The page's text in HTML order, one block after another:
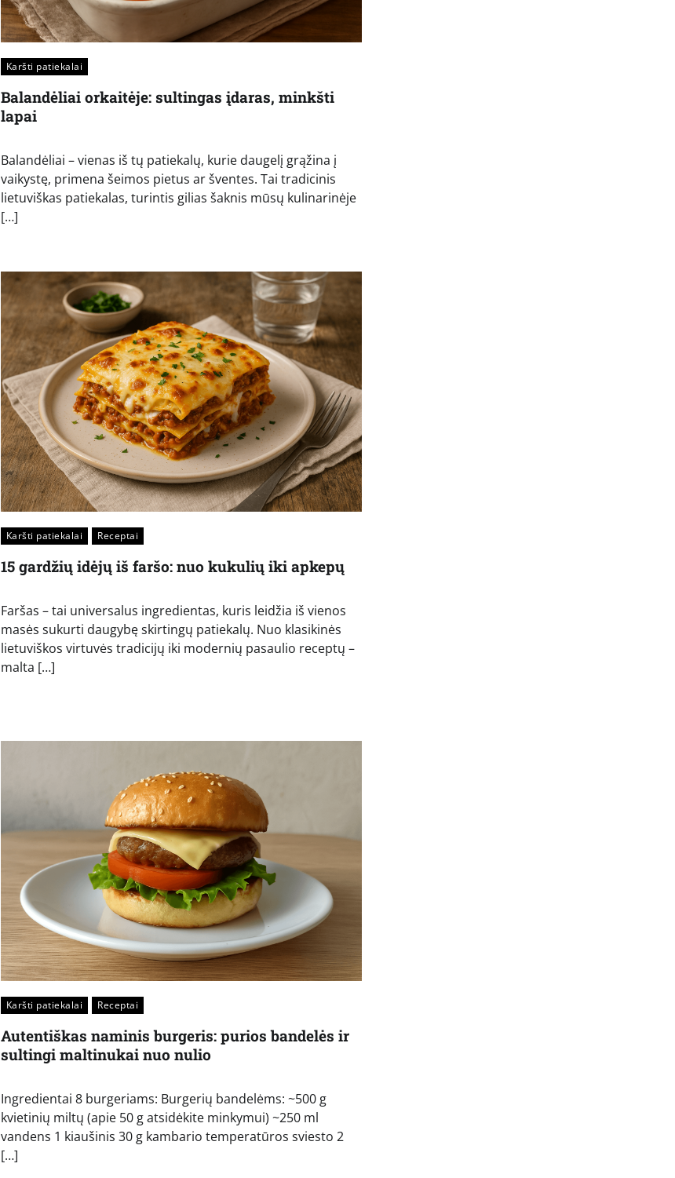
Karšti patiekalai
Balandėliai orkaitėje: sultingas įdaras, minkšti
lapai
Balandėliai – vienas iš tų patiekalų, kurie daugelį grąžina į
vaikystę, primena šeimos pietus ar šventes. Tai tradicinis
lietuviškas patiekalas, turintis gilias šaknis mūsų kulinarinėje
[…]
Karšti patiekalai Receptai
15 gardžių idėjų iš faršo: nuo kukulių iki apkepų
Faršas – tai universalus ingredientas, kuris leidžia iš vienos
masės sukurti daugybę skirtingų patiekalų. Nuo klasikinės
lietuviškos virtuvės tradicijų iki modernių pasaulio receptų –
malta […]
Karšti patiekalai Receptai
Autentiškas naminis burgeris: purios bandelės ir
sultingi maltinukai nuo nulio
Ingredientai 8 burgeriams: Burgerių bandelėms: ~500 g
kvietinių miltų (apie 50 g atsidėkite minkymui) ~250 ml
vandens 1 kiaušinis 30 g kambario temperatūros sviesto 2
[…]